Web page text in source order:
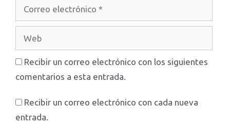
electrónico
Recibir un correo electrónico con los siguientes
comentarios a esta entrada.
Recibir un correo electrónico con cada nueva
entrada.